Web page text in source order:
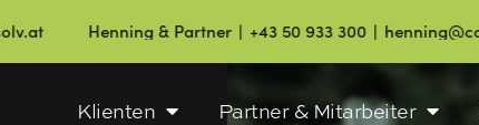
Henning & Partner ∣ +43 50 933 300 ∣ henning@consolv.at
Klienten Partner & Mitarbeiter